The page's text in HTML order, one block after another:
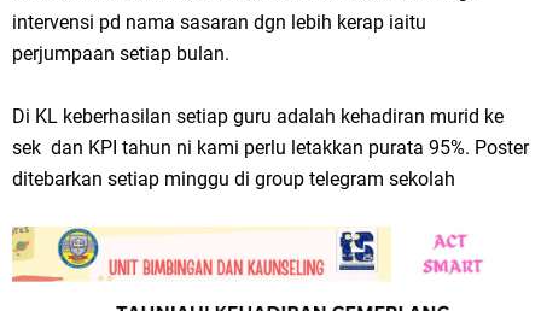
intervensi pd nama sasaran dgn lebih kerap iaitu
perjumpaan setiap bulan.
Di KL keberhasilan setiap guru adalah kehadiran murid ke
sek dan KPI tahun ni kami perlu letakkan purata 95%. Poster
ditebarkan setiap minggu di group telegram sekolah